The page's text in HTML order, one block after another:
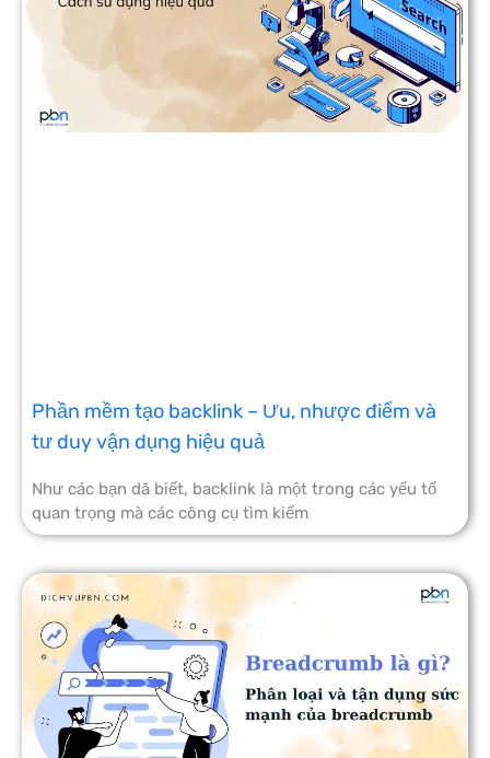
Phần mềm tạo backlink – Ưu, nhược điểm và
tư duy vận dụng hiệu quả
Như các bạn dã biết, backlink là một trong các yếu tố
quan trọng mà các công cụ tìm kiếm